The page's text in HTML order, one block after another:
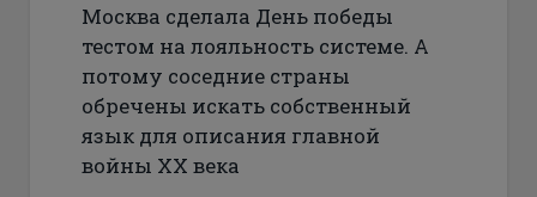
Москва сделала День победы
тестом на лояльность системе. А
потому соседние страны
обречены искать собственный
язык для описания главной
войны ХХ века